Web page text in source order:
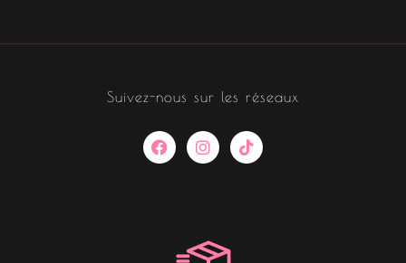
Suivez-nous sur les réseaux
F
a
c
I
n
s
a
T
i
k